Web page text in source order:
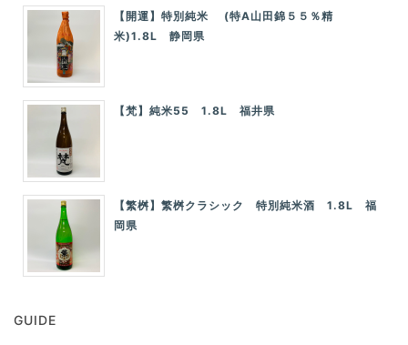
【開運】特別純米 (特A山田錦５５％精
米)1.8L 静岡県
【梵】純米55 1.8L 福井県
【繁桝】繁桝クラシック 特別純米酒 1.8L 福
岡県
GUIDE